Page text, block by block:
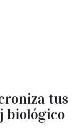
tus
biológico